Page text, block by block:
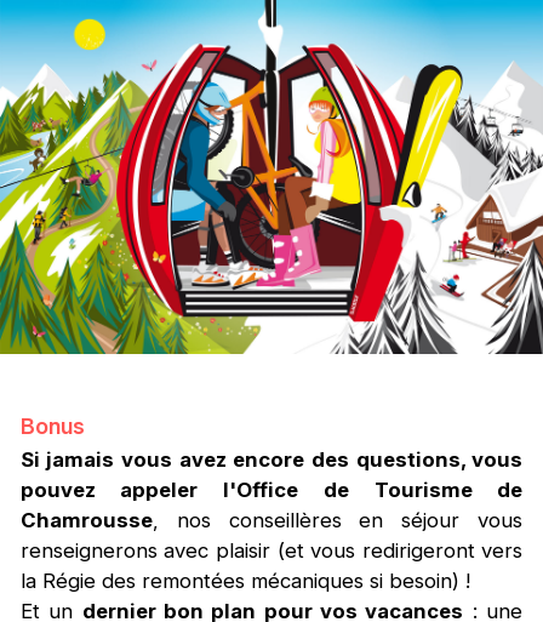
Bonus
Si jamais vous avez encore des questions, vous
pouvez appeler l'Office de Tourisme de
Chamrousse, nos conseillères en séjour vous
renseignerons avec plaisir (et vous redirigeront vers
la Régie des remontées mécaniques si besoin) !
Et un dernier bon plan pour vos vacances : une